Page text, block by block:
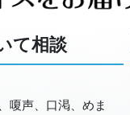
て相談
嗄声、口渇、めま